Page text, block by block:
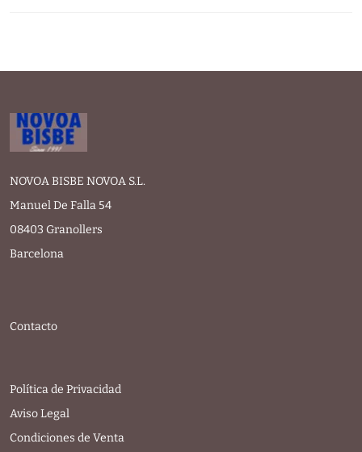
NOVOA BISBE NOVOA S.L.
Manuel De Falla 54
08403 Granollers
Barcelona
Contacto
Política de Privacidad
Aviso Legal
Condiciones de Venta